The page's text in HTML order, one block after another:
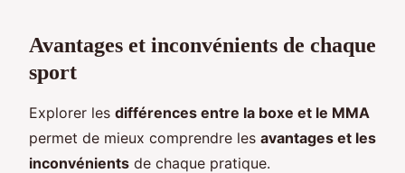
Avantages et inconvénients de chaque
sport
Explorer les différences entre la boxe et le MMA
permet de mieux comprendre les avantages et les
inconvénients de chaque pratique.